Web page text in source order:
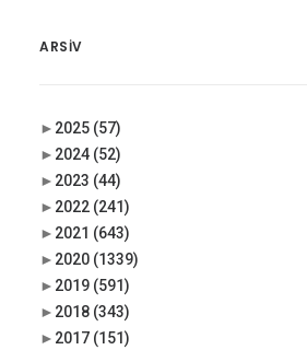
ARSIV
► 2025 (57)
► 2024 (52)
► 2023 (44)
► 2022 (241)
► 2021 (643)
► 2020 (1339)
► 2019 (591)
► 2018 (343)
► 2017 (151)